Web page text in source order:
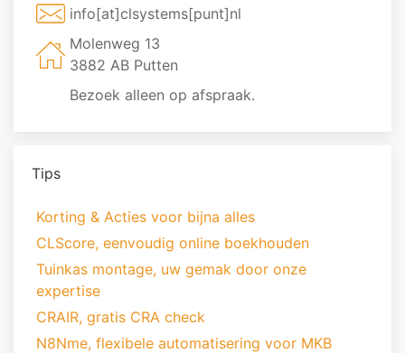
info[at]clsystems[punt]nl
Molenweg 13
3882 AB Putten
Bezoek alleen op afspraak.
Tips
Korting & Acties voor bijna alles
CLScore, eenvoudig online boekhouden
Tuinkas montage, uw gemak door onze
expertise
CRAIR, gratis CRA check
N8Nme, flexibele automatisering voor MKB